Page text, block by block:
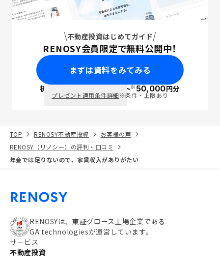
不動産投資はじめてガイド
RENOSY会員限定で無料公開中！
まずは資料をみてみる
初回面談で ポイント※50,000円分
プレゼント適用条件詳細※条件・上限あり
TOP RENOSY不動産投資
お客様の声
RENOSY（リノシー）の評判・口コミ
年金では足りないので、家賃収入がありがたい
RENOSYは、東証グロース上場企業である
GA technologiesが運営しています。
サービス
不動産投資